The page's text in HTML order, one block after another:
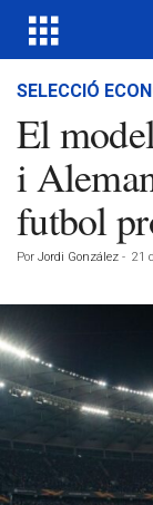
SELECCIÓ
El
i
futbol
Por Jordi González - 21